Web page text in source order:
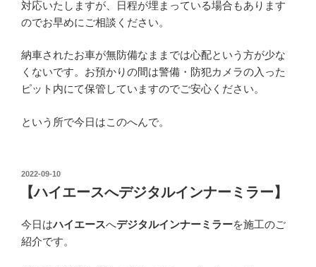
対応いたしますが、日程が埋まっている場合もあります
のでお早めにご相談ください。
納車されたお車が無防備なままでは心配という方が少な
くないです。お預かりの間は警備・防犯カメラの入った
ピット内にて保管していますのでご安心ください。
という所で今日はこのへんで。
投
稿
日:
2022-09-10
【ハイエースへデジタルインナーミラー】
今日はハイエースへデジタルインナーミラーを施工のご
紹介です。